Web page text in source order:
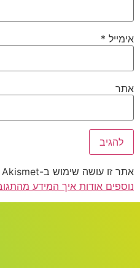
אימייל *
אתר
אתר זו עושה שימוש ב-Akismet כדי לסנן תגובות זבל.
נוספים אודות איך המידע